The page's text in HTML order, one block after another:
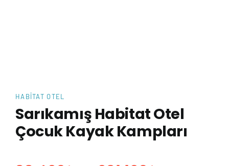
HABITAT OTEL
Sarıkamış Habitat Otel
Çocuk Kayak Kampları